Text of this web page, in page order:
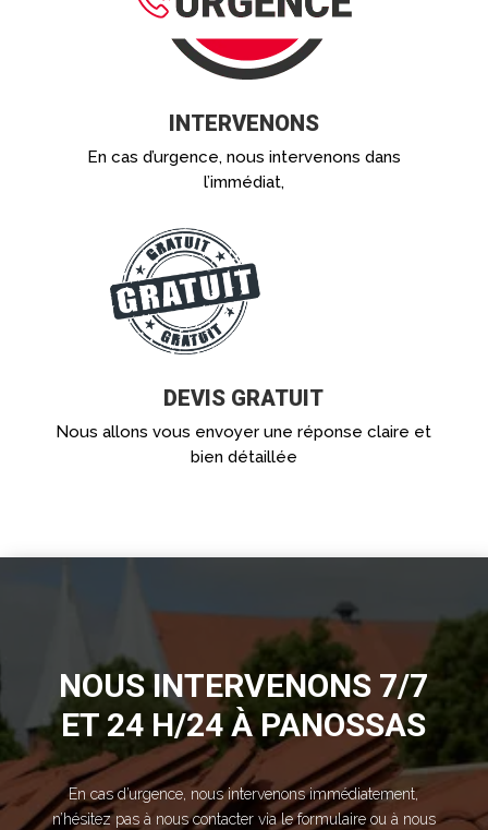
INTERVENONS
En cas d’urgence, nous intervenons dans
l’immédiat,
DEVIS GRATUIT
Nous allons vous envoyer une réponse claire et
bien détaillée
NOUS INTERVENONS 7/7
ET 24 H/24 À PANOSSAS
En cas d’urgence, nous intervenons immédiatement,
n’hésitez pas à nous contacter via le formulaire ou à nous